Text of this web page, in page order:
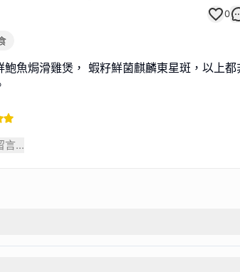
0
鮑魚焗滑雞煲， 蝦籽鮮菌麒麟東星斑，以上都
言...